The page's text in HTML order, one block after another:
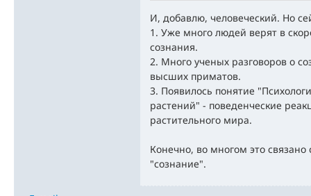
И, добавлю, человеческий. Но
1. Уже много людей верят в
сознания.
2. Много ученых разговоров о
высших приматов.
3. Появилось понятие
растений" - поведенческие
растительного мира.
Конечно, во многом это
"сознание".